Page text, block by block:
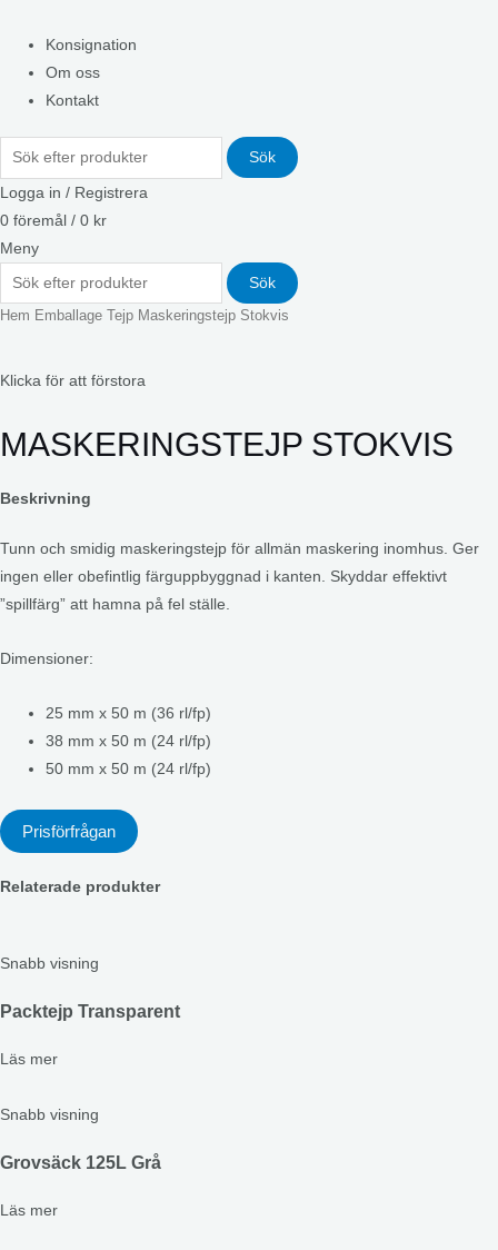
Konsignation
Om oss
Kontakt
Sök
Logga in / Registrera
0 föremål / 0 kr
Meny
Sök
Hem Emballage Tejp Maskeringstejp Stokvis
Klicka för att förstora
MASKERINGSTEJP STOKVIS
Beskrivning
Tunn och smidig maskeringstejp för allmän maskering inomhus. Ger
ingen eller obefintlig färguppbyggnad i kanten. Skyddar effektivt
”spillfärg” att hamna på fel ställe.
Dimensioner:
25 mm x 50 m (36 rl/fp)
38 mm x 50 m (24 rl/fp)
50 mm x 50 m (24 rl/fp)
Prisförfrågan
Relaterade produkter
Snabb visning
Packtejp Transparent
Läs mer
Snabb visning
Grovsäck 125L Grå
Läs mer